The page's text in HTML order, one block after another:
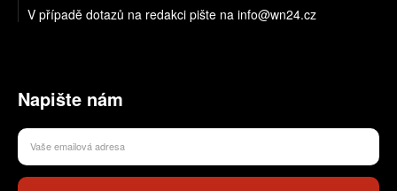
V případě dotazů na redakci pište na info@wn24.cz
Napište nám